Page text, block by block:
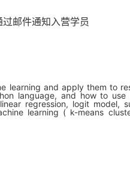
邮件通知入营学员
learning and apply them to
language, and how to
regression, logit model,
learning ( k-means